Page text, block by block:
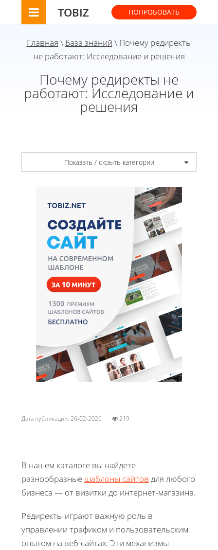
TOBIZ ПОПРОБОВАТЬ
Главная \ База знаний \ Почему редиректы
не работают: Исследование и решения
Почему редиректы не
работают: Исследование и
решения
Показать / скрыть категории
Дата публикации: 26-02-2026 219
В нашем каталоге вы найдете
разнообразные шаблоны сайтов для любого
бизнеса — от визитки до интернет-магазина.
Редиректы играют важную роль в
управлении трафиком и пользовательским
опытом на веб-сайтах. Эти механизмы